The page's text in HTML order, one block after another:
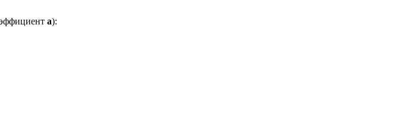
a):